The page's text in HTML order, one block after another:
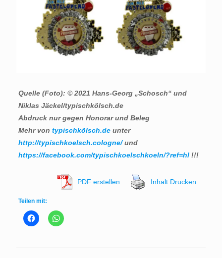
Quelle (Foto): © 2021 Hans-Georg „Schosch“ und
Niklas Jäckel/typischkölsch.de
Abdruck nur gegen Honorar und Beleg
Mehr von typischkölsch.deunter
http://typischkoelsch.cologne/und
https://facebook.com/typischkoelschkoeln/?ref=hl!!!
PDF erstellen Inhalt Drucken
Teilen mit: